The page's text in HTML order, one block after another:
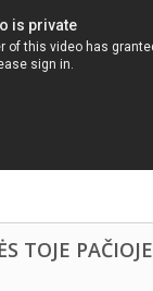
TOJE PAČIOJE